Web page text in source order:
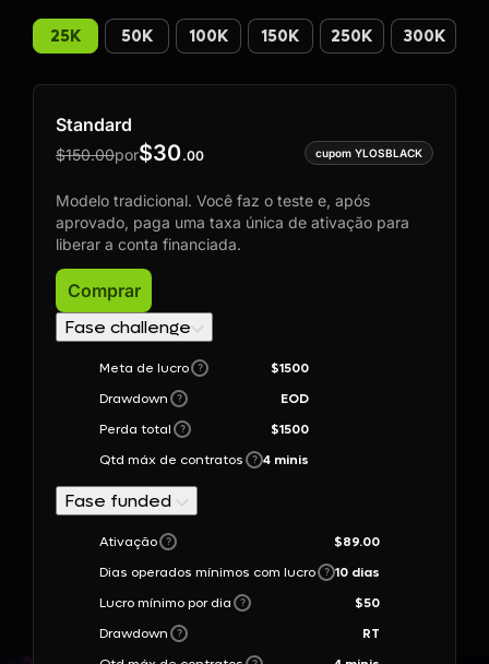
25K 50K 100K 150K 250K 300K
Standard
$150.00por$30.00
Modelo tradicional. Você faz o teste e, após
aprovado, paga uma taxa única de ativação para
liberar a conta financiada.
Comprar
Fase challenge
Meta de lucro ?
$1500
Drawdown
?
EOD
Perda total
?
$1500
Qtd máx de contratos
? 4 minis
Fase funded
Ativação ?
$89.00
Dias operados mínimos com lucro ? 10 dias
Lucro mínimo por dia
? $50
Drawdown
?
RT